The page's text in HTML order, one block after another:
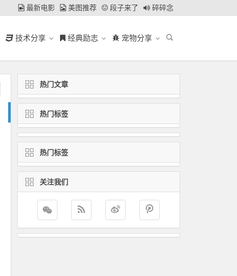
最新电影 美图推荐 段子来了 碎碎念
技术分享 经典励志 宠物分享
热门文章
热门标签
热门标签
关注我们